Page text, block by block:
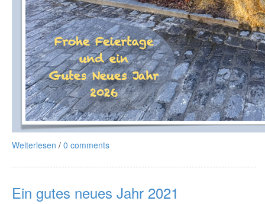
Weiterlesen / 0 comments
Ein gutes neues Jahr 2021